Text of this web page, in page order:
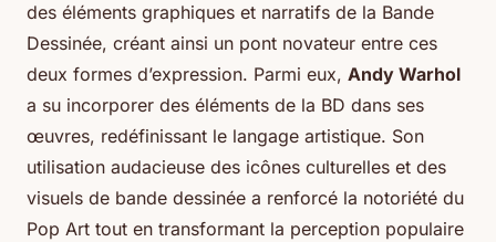
des éléments graphiques et narratifs de la Bande
Dessinée, créant ainsi un pont novateur entre ces
deux formes d’expression. Parmi eux, Andy Warhol
a su incorporer des éléments de la BD dans ses
œuvres, redéfinissant le langage artistique. Son
utilisation audacieuse des icônes culturelles et des
visuels de bande dessinée a renforcé la notoriété du
Pop Art tout en transformant la perception populaire